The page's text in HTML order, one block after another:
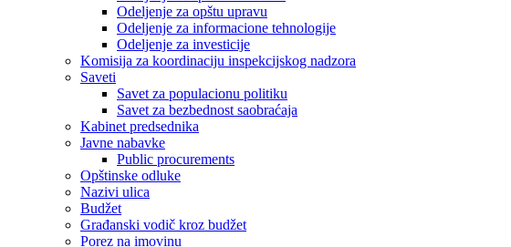
Odeljenje za opštu upravu
Odeljenje za informacione tehnologije
Odeljenje za investicije
Komisija za koordinaciju inspekcijskog nadzora
Saveti
Savet za populacionu politiku
Savet za bezbednost saobraćaja
Kabinet predsednika
Javne nabavke
Public procurements
Opštinske odluke
Nazivi ulica
Budžet
Građanski vodič kroz budžet
Porez na imovinu